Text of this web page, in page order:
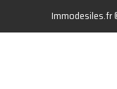
Immodesiles.fr